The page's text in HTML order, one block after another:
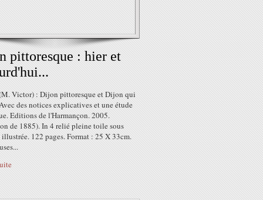
pittoresque : hier et
Victor) : Dijon pittoresque et Dijon qui
des notices explicatives et une étude
Editions de l'Harmançon. 2005.
de 1885). In 4 relié pleine toile sous
122 pages. Format : 25 X 33cm.